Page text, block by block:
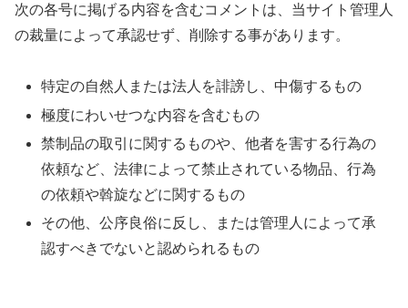
次の各号に掲げる内容を含むコメントは、当サイト管理人
の裁量によって承認せず、削除する事があります。
特定の自然人または法人を誹謗し、中傷するもの
極度にわいせつな内容を含むもの
禁制品の取引に関するものや、他者を害する行為の
依頼など、法律によって禁止されている物品、行為
の依頼や斡旋などに関するもの
その他、公序良俗に反し、または管理人によって承
認すべきでないと認められるもの